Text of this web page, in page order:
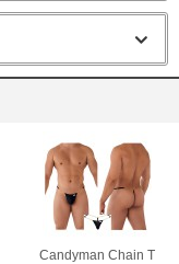
Candyman Chain T